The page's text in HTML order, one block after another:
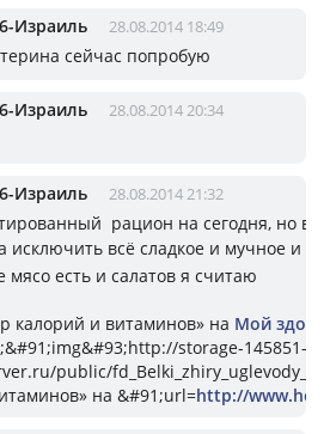
Израиль 28.08.2014 18:49
сейчас попробую
Израиль 28.08.2014 20:34
Израиль 28.08.2014 21:32
рацион на сегодня, но
исключить всё сладкое и мучное и
мясо есть и салатов я считаю
калорий и витаминов» на Мой
storage-145851-
public/
на &#91;url=http://